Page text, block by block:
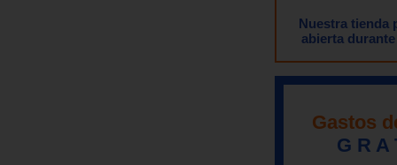
Nuestra tienda
abierta
Gastos
G R A